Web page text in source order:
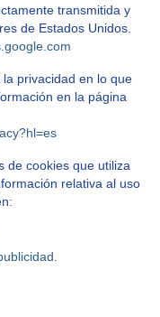
transmitida y
de Estados Unidos.
privacidad en lo que
en la página
de cookies que utiliza
relativa al uso